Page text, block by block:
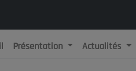
Présentation Actualités